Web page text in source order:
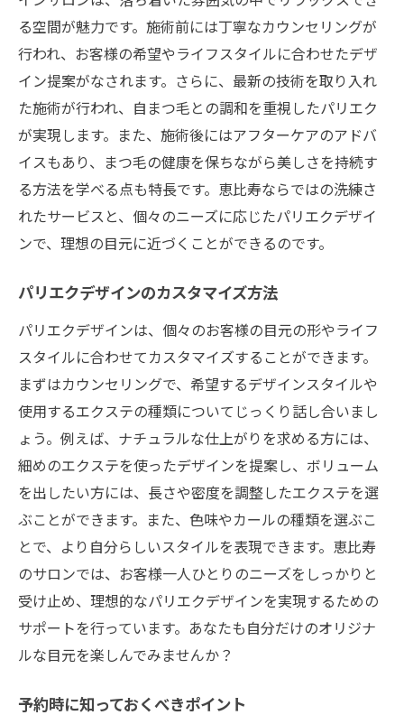
る空間が魅力です。施術前には丁寧なカウンセリングが
行われ、お客様の希望やライフスタイルに合わせたデザ
イン提案がなされます。さらに、最新の技術を取り入れ
た施術が行われ、自まつ毛との調和を重視したパリエク
が実現します。また、施術後にはアフターケアのアドバ
イスもあり、まつ毛の健康を保ちながら美しさを持続す
る方法を学べる点も特長です。恵比寿ならではの洗練さ
れたサービスと、個々のニーズに応じたパリエクデザイ
ンで、理想の目元に近づくことができるのです。
パリエクデザインのカスタマイズ方法
パリエクデザインは、個々のお客様の目元の形やライフ
スタイルに合わせてカスタマイズすることができます。
まずはカウンセリングで、希望するデザインスタイルや
使用するエクステの種類についてじっくり話し合いまし
ょう。例えば、ナチュラルな仕上がりを求める方には、
細めのエクステを使ったデザインを提案し、ボリューム
を出したい方には、長さや密度を調整したエクステを選
ぶことができます。また、色味やカールの種類を選ぶこ
とで、より自分らしいスタイルを表現できます。恵比寿
のサロンでは、お客様一人ひとりのニーズをしっかりと
受け止め、理想的なパリエクデザインを実現するための
サポートを行っています。あなたも自分だけのオリジナ
ルな目元を楽しんでみませんか？
予約時に知っておくべきポイント